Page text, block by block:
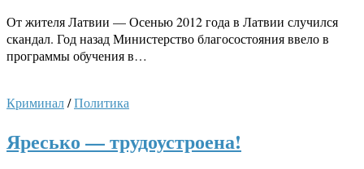
От жителя Латвии — Осенью 2012 года в Латвии случился
скандал. Год назад Министерство благосостояния ввело в
программы обучения в…
Криминал/Политика
Яресько — трудоустроена!